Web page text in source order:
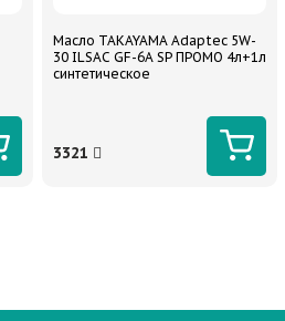
Масло TAKAYAMA Adaptec 5W-
30 ILSAC GF-6A SP ПРОМО 4л+1л
синтетическое
3321